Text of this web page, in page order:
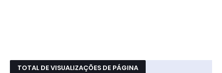
TOTAL DE VISUALIZAÇÕES DE PÁGINA